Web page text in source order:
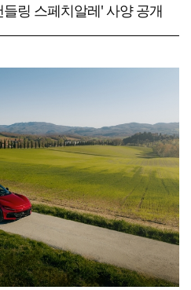
링 스페치알레' 사양 공개